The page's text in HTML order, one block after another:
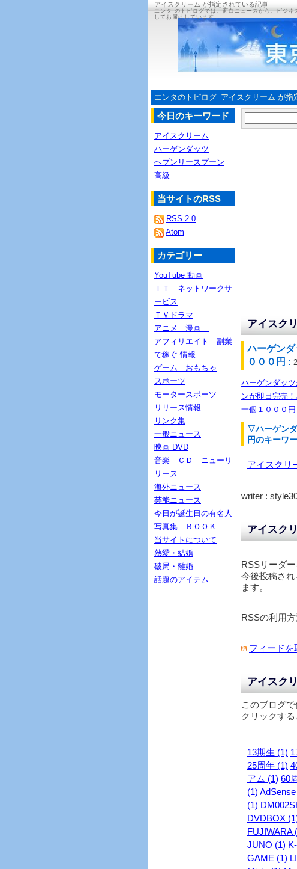
アイスクリーム が指定されている記事
エンタ のトピログでは、面白ニュースから、ビジ
してお届けしています。
エンタのトピログ アイスクリーム が指
アイスク
ハーゲン
０００円 :
ハーゲンダッ
ンが即日完売
一個１０００円
▽ハーゲン
円のキーワ
アイスクリ
writer :
アイスク
RSSリーダ
今後投稿され
ます。
RSSの利用
フィードを
アイスク
このブログ
クリックす
13期生 (1)
25周年 (1)
アム (1) 60
(1)
(1)
DVDBOX
FUJIWARA
JUNO (1)
GAME (1)
今日のキーワード
アイスクリーム
ハーゲンダッツ
ヘブンリースプーン
高級
当サイトのRSS
RSS 2.0
Atom
カテゴリー
YouTube 動画
ＩＴ ネットワークサ
ービス
ＴＶドラマ
アニメ 漫画
アフィリエイト 副業
で稼ぐ 情報
ゲーム おもちゃ
スポーツ
モータースポーツ
リリース情報
リンク集
一般ニュース
映画 DVD
音楽 ＣＤ ニューリ
リース
海外ニュース
芸能ニュース
今日が誕生日の有名人
写真集 ＢＯＯＫ
当サイトについて
熱愛・結婚
破局・離婚
話題のアイテム